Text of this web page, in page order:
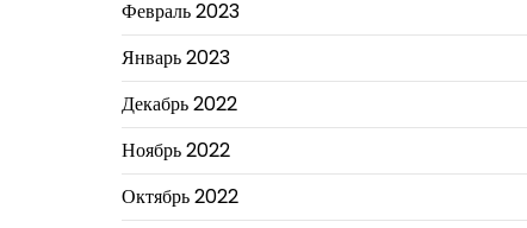
Февраль 2023
Январь 2023
Декабрь 2022
Ноябрь 2022
Октябрь 2022